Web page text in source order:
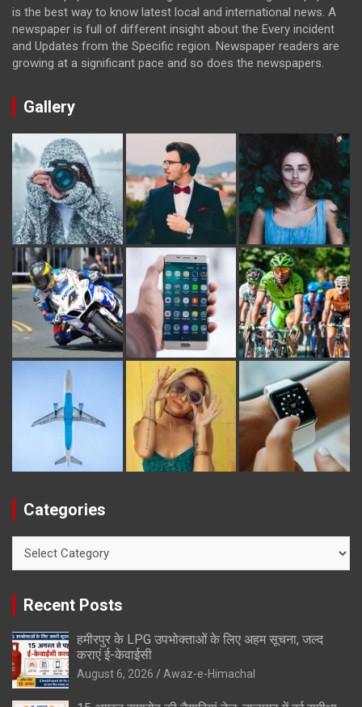
is the best way to know latest local and international news. A
newspaper is full of different insight about the Every incident
and Updates from the Specific region. Newspaper readers are
growing at a significant pace and so does the newspapers.
Gallery
Categories
Recent Posts
हमीरपुर के LPG उपभोक्ताओं के लिए अहम सूचना, जल्द
कराएं ई-केवाईसी
August 6, 2026 Awaz-e-Himachal